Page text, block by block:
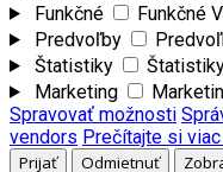
Funkčné
Funkčné
Predvoľby
Štatistiky
Marketing
Spravovať možnosti
vendors Prečítajte si
Prijať Odmietnuť